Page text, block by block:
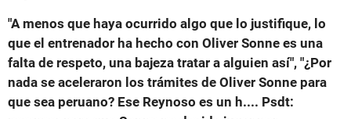
"A menos que haya ocurrido algo que lo justifique, lo
que el entrenador ha hecho con Oliver Sonne es una
falta de respeto, una bajeza tratar a alguien así", "¿Por
nada se aceleraron los trámites de Oliver Sonne para
que sea peruano? Ese Reynoso es un h.... Psdt: